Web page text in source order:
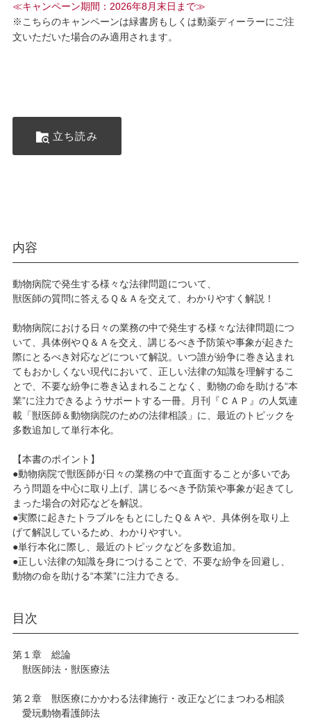
≪キャンペーン期間：2026年8月末日まで≫
※こちらのキャンペーンは緑書房もしくは動薬ディーラーにご注
文いただいた場合のみ適用されます。
立ち読み
内容
動物病院で発生する様々な法律問題について、
獣医師の質問に答えるＱ＆Ａを交えて、わかりやすく解説！
動物病院における日々の業務の中で発生する様々な法律問題につ
いて、具体例やＱ＆Ａを交え、講じるべき予防策や事象が起きた
際にとるべき対応などについて解説。いつ誰が紛争に巻き込まれ
てもおかしくない現代において、正しい法律の知識を理解するこ
とで、不要な紛争に巻き込まれることなく、動物の命を助ける“本
業”に注力できるようサポートする一冊。月刊『ＣＡＰ』の人気連
載「獣医師＆動物病院のための法律相談」に、最近のトピックを
多数追加して単行本化。
【本書のポイント】
●動物病院で獣医師が日々の業務の中で直面することが多いであ
ろう問題を中心に取り上げ、講じるべき予防策や事象が起きてし
まった場合の対応などを解説。
●実際に起きたトラブルをもとにしたＱ＆Ａや、具体例を取り上
げて解説しているため、わかりやすい。
●単行本化に際し、最近のトピックなどを多数追加。
●正しい法律の知識を身につけることで、不要な紛争を回避し、
動物の命を助ける“本業”に注力できる。
目次
第１章 総論
獣医師法・獣医療法
第２章 獣医療にかかわる法律施行・改正などにまつわる相談
愛玩動物看護師法